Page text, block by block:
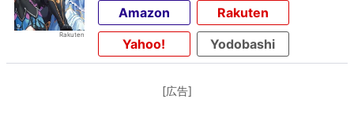
Amazon
Rakuten
Yahoo!
Yodobashi
[広告]